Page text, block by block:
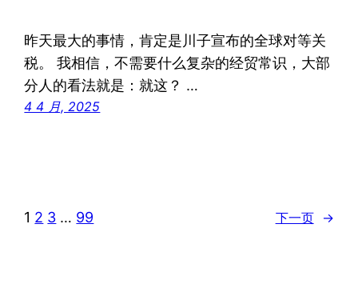
昨天最大的事情，肯定是川子宣布的全球对等关
税。 我相信，不需要什么复杂的经贸常识，大部
分人的看法就是：就这？ …
4 4 月, 2025
1 2 3 … 99 下一页 →